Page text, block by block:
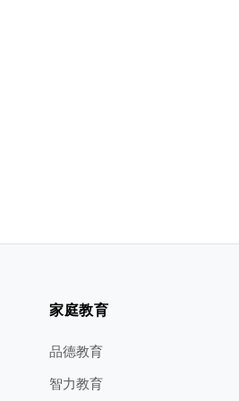
家庭教育
品德教育
智力教育